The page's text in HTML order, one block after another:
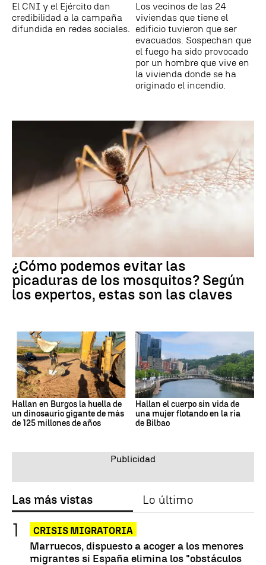
El CNI y el Ejército dan
credibilidad a la campaña
difundida en redes sociales.
Los vecinos de las 24
viviendas que tiene el
edificio tuvieron que ser
evacuados. Sospechan que
el fuego ha sido provocado
por un hombre que vive en
la vivienda donde se ha
originado el incendio.
¿Cómo podemos evitar las
picaduras de los mosquitos? Según
los expertos, estas son las claves
Hallan en Burgos la huella de
un dinosaurio gigante de más
de 125 millones de años
Hallan el cuerpo sin vida de
una mujer flotando en la ría
de Bilbao
Las más vistas Lo último
CRISIS MIGRATORIA
Marruecos, dispuesto a acoger a los menores
migrantes si España elimina los "obstáculos